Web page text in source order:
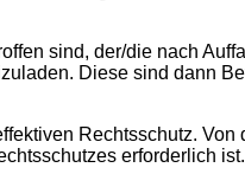
sind, der/die nach
Diese sind dann
Rechtsschutz.
erforderlich